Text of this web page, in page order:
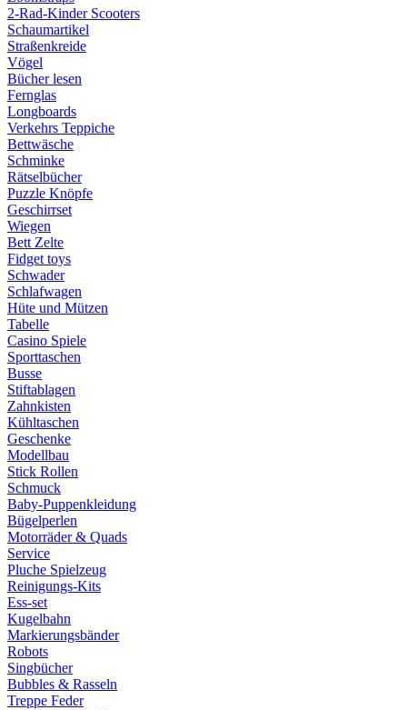
2-Rad-Kinder Scooters
Schaumartikel
Straßenkreide
Vögel
Bücher lesen
Fernglas
Longboards
Verkehrs Teppiche
Bettwäsche
Schminke
Rätselbücher
Puzzle Knöpfe
Geschirrset
Wiegen
Bett Zelte
Fidget toys
Schwader
Schlafwagen
Hüte und Mützen
Tabelle
Casino Spiele
Sporttaschen
Busse
Stiftablagen
Zahnkisten
Kühltaschen
Geschenke
Modellbau
Stick Rollen
Schmuck
Baby-Puppenkleidung
Bügelperlen
Motorräder & Quads
Service
Pluche Spielzeug
Reinigungs-Kits
Ess-set
Kugelbahn
Markierungsbänder
Robots
Singbücher
Bubbles & Rasseln
Treppe Feder